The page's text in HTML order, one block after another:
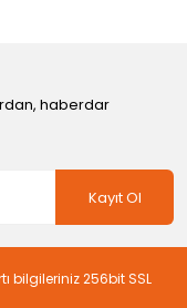
haberdar
Kayıt Ol
bilgileriniz 256bit SSL